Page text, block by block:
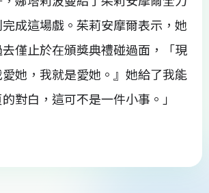
成這場戲。茱莉安摩爾表示，她
僅止於在頒獎典禮碰過面，「現
她，我就是愛她。』她給了我能
對白，這可不是一件小事。」